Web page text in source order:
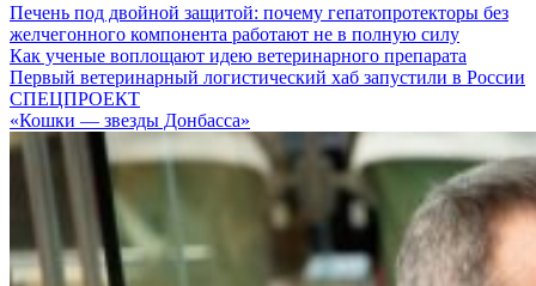
Печень под двойной защитой: почему гепатопротекторы без
желчегонного компонента работают не в полную силу
Как ученые воплощают идею ветеринарного препарата
Первый ветеринарный логистический хаб запустили в России
СПЕЦПРОЕКТ
«Кошки — звезды Донбасса»